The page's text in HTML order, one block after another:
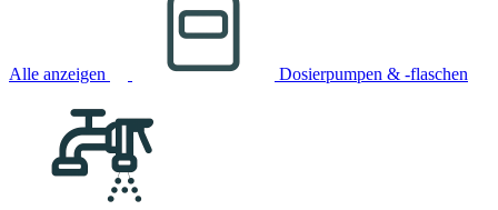
Alle anzeigen Dosierpumpen & -flaschen